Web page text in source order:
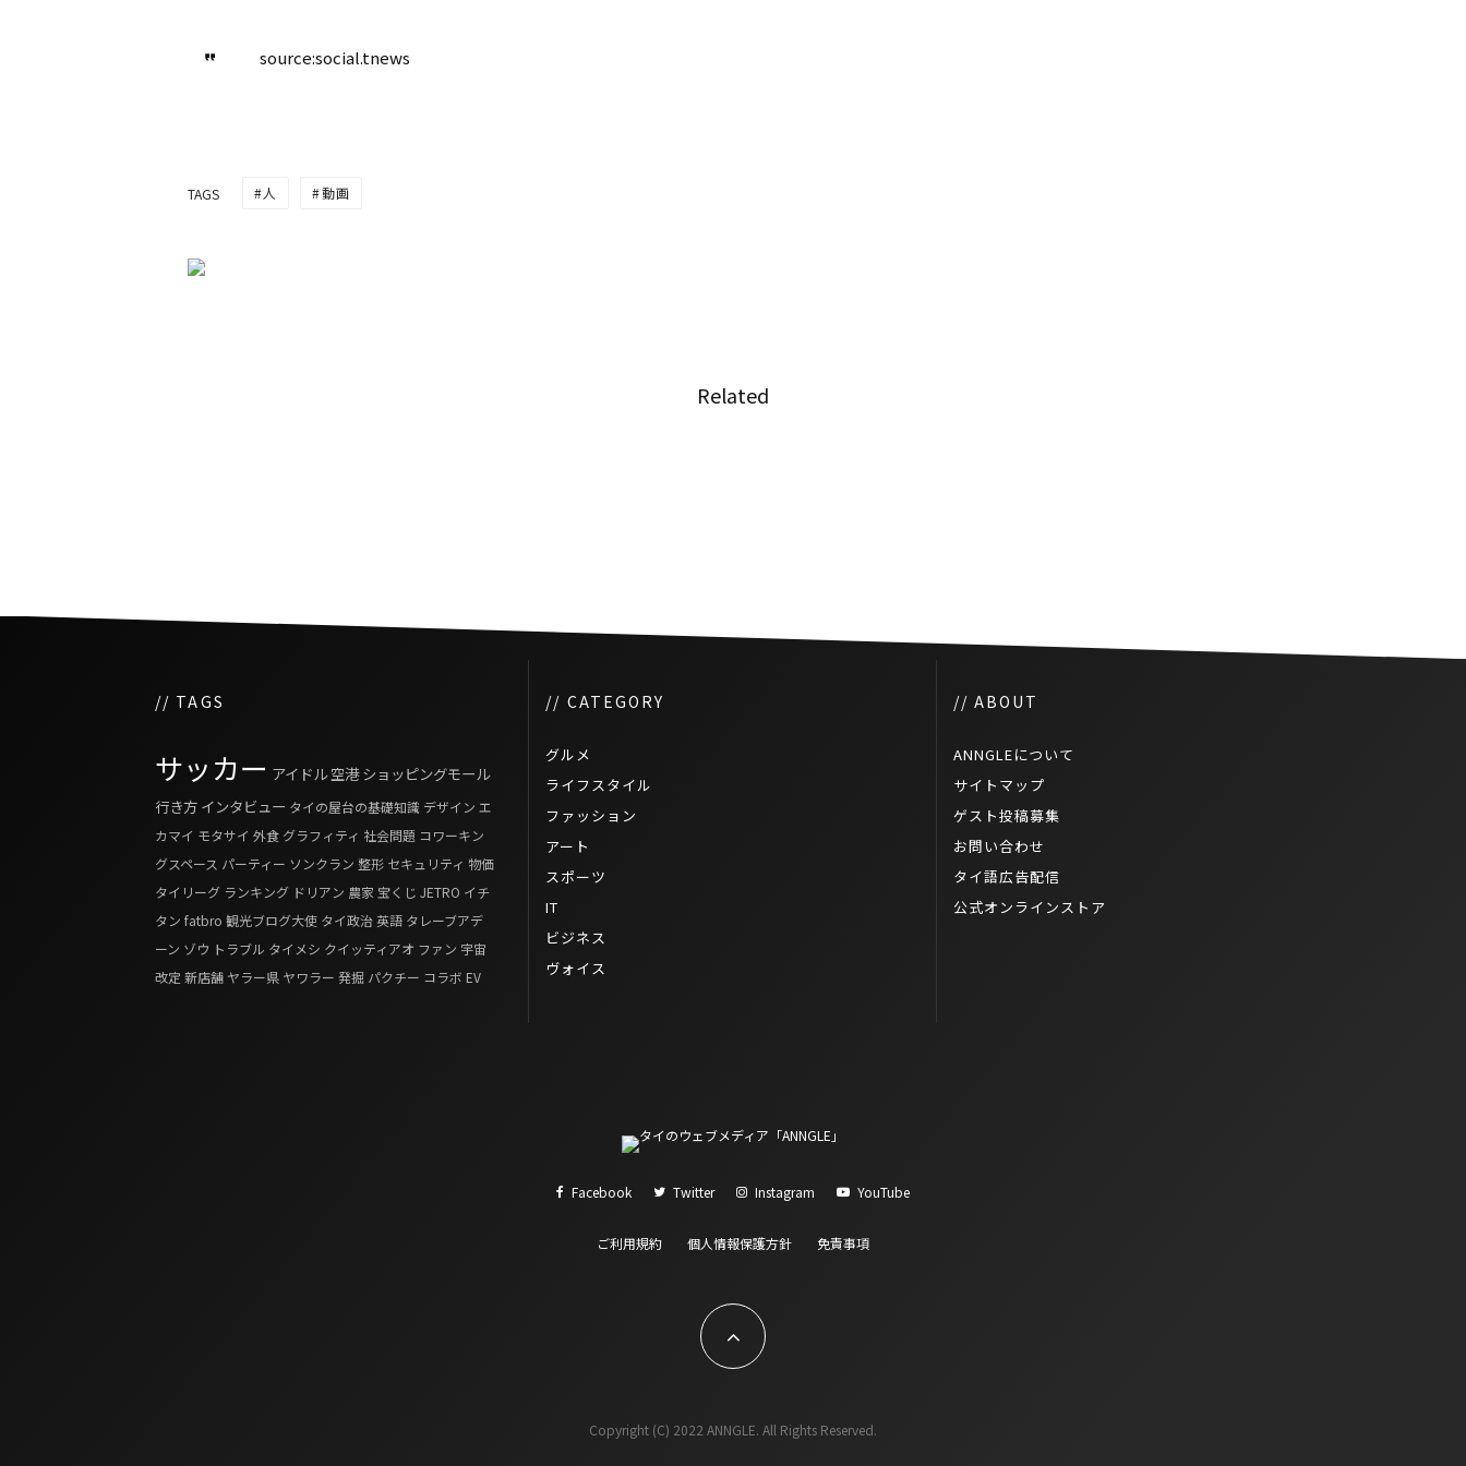
source:social.tnews
TAGS 人 動画
Related
// TAGS
サッカー アイドル空港 ショッピングモール
行き方 インタビュー タイの屋台の基礎知識 デザイン エ
カマイ モタサイ 外食 グラフィティ 社会問題 コワーキン
グスペース パーティー ソンクラン 整形 セキュリティ 物価
タイリーグ ランキング ドリアン 農家 宝くじ JETRO イチ
タン fatbro 観光ブログ大使 タイ政治 英語 タレーブアデ
ーン ゾウ トラブル タイメシ クイッティアオ ファン 宇宙
改定 新店舗 ヤラー県 ヤワラー 発掘 パクチー コラボ EV
// CATEGORY
グルメ
ライフスタイル
ファッション
アート
スポーツ
IT
ビジネス
ヴォイス
// ABOUT
ANNGLEについて
サイトマップ
ゲスト投稿募集
お問い合わせ
タイ語広告配信
公式オンラインストア
Facebook Twitter Instagram YouTube
ご利用規約 個人情報保護方針 免責事項
Copyright (C) 2022 ANNGLE. All Rights Reserved.